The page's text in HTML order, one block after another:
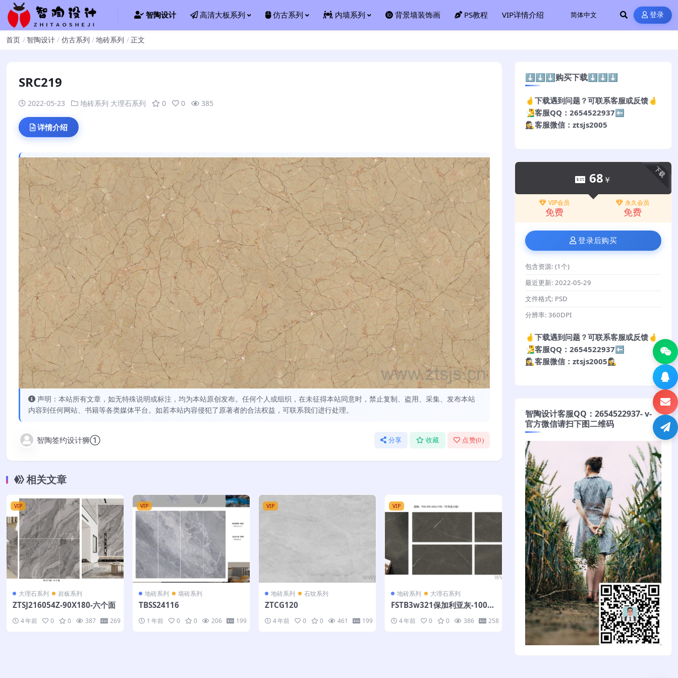
智陶设计 高清大板系列 仿古系列 内墙系列 背景墙装饰画 PS教程 VIP详情介绍 登录
首页 智陶设计 仿古系列 地砖系列 正文
SRC219
2022-05-23 地砖系列 大理石系列 0 0 385
详情介绍
声明：本站所有文章，如无特殊说明或标注，均为本站原创发布。任何个人或组织，在未征得本站同意时，禁止复制、盗用、采集、发布本站
内容到任何网站、书籍等各类媒体平台。如若本站内容侵犯了原著者的合法权益，可联系我们进行处理。
智陶签约设计狮① 分享 收藏 点赞(0)
相关文章
VIP
大理石系列 岩板系列
ZTSJ216054Z-90X180-六个面
4 年前 0 0 387 269
VIP
地砖系列 墙砖系列
TBSS24116
1 年前 0 0 206 199
VIP
地砖系列 石纹系列
ZTCG120
4 年前 0 0 461 199
VIP
地砖系列 大理石系列
FSTB3w321保加利亚灰-100X
4 年前 0 0 386 258
⬇️⬇️⬇️购买下载⬇️⬇️⬇️
🤞下载遇到问题？可联系客服或反馈🤞
🧏‍♂️客服QQ：2654522937⬅️
🕵️‍♀️客服微信：ztsjs2005
下载
68 ￥
VIP会员
免费
永久会员
免费
登录后购买
包含资源: (1个)
最近更新: 2022-05-29
文件格式: PSD
分辨率: 360DPI
🤞下载遇到问题？可联系客服或反馈🤞
🧏‍♂️客服QQ：2654522937⬅️
🕵️‍♀️客服微信：ztsjs2005🕵️‍♀️
智陶设计客服QQ：2654522937- v-
官方微信请扫下图二维码